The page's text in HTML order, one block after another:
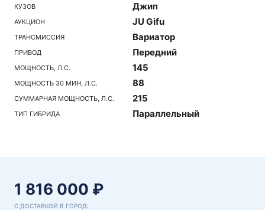
КУЗОВ Джип
АУКЦИОН JU Gifu
ТРАНСМИССИЯ Вариатор
ПРИВОД Передний
МОЩНОСТЬ, Л.С. 145
МОЩНОСТЬ 30 МИН, Л.С. 88
СУММАРНАЯ МОЩНОСТЬ, Л.С. 215
ТИП ГИБРИДА Параллельный
1 816 000 ₽
С ДОСТАВКОЙ В ГОРОД: